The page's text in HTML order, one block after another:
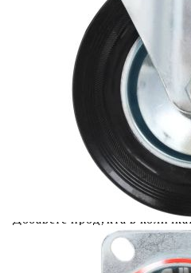
Въртящи се колела, 8 бр, 160
Please select credit institution
Цена на продукта:
€100.00
Extraction of information from
Предоставената таблица е с
Добавете продукта в
количката" и при поръчка ще
вноски на кредита.
Acest tabel are caracter
coșul de cumpărături unde veți
cererii de creditare.
Предоставената таблица е с
Добавете продукта в
количката" и при поръчка ще
вноски на кредита.